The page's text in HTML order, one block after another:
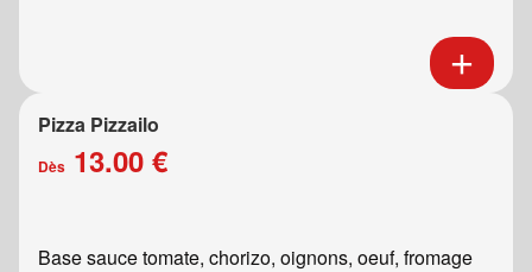
Pizza Pizzailo
Dès 13.00 €
Base sauce tomate, chorizo, oignons, oeuf, fromage